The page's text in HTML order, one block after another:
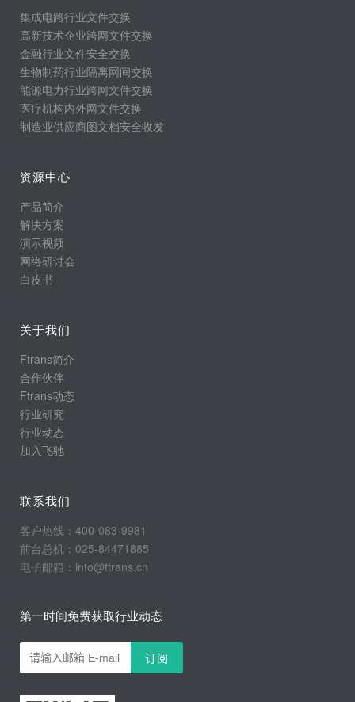
集成电路行业文件交换
高新技术企业跨网文件交换
金融行业文件安全交换
生物制药行业隔离网间交换
能源电力行业跨网文件交换
医疗机构内外网文件交换
制造业供应商图文档安全收发
资源中心
产品简介
解决方案
演示视频
网络研讨会
白皮书
关于我们
Ftrans简介
合作伙伴
Ftrans动态
行业研究
行业动态
加入飞驰
联系我们
客户热线：400-083-9981
前台总机：025-84471885
电子邮箱：info@ftrans.cn
第一时间免费获取行业动态